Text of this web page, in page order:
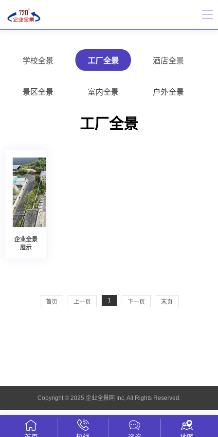
学校全景 工厂全景 酒店全景
景区全景 室内全景 户外全景
工厂全景
企业全景
展示
首页 上一页 1 下一页 末页
Copyright © 2025 企业全景网 Inc, All Rights Reserved.